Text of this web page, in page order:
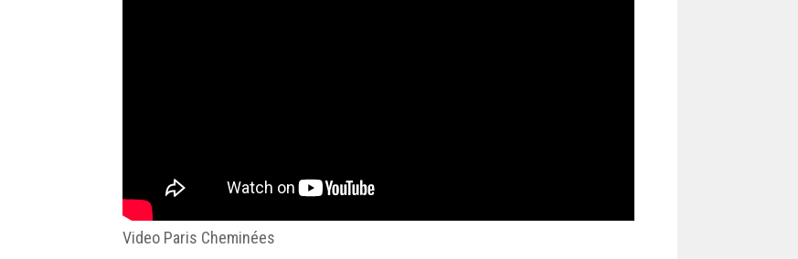
Video Paris Cheminées